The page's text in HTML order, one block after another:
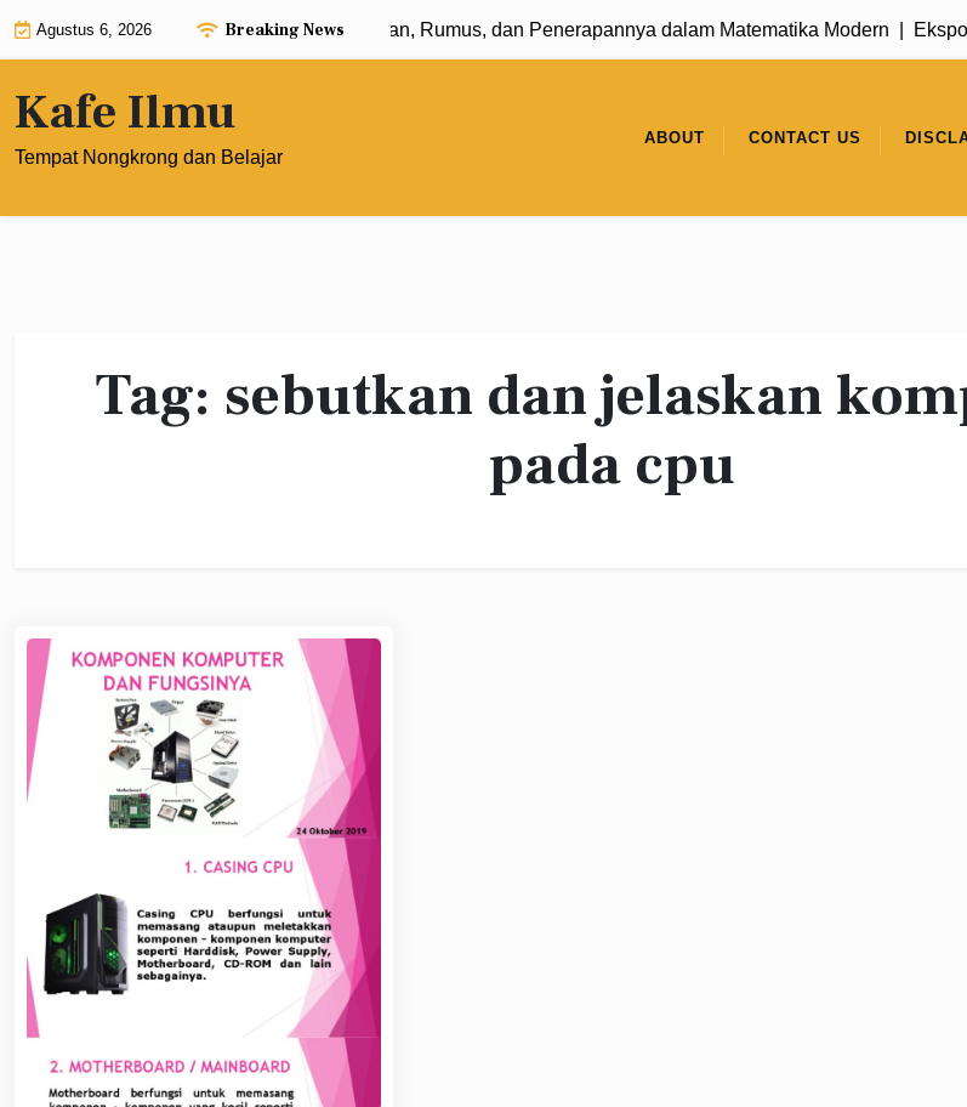
Agustus 6, 2026 Breaking News
Eksponen dengan Pangkat 0: Pengertian, Rumus, dan Penerapannya dalam Matematika Modern |
Kafe Ilmu
Tempat Nongkrong dan Belajar
ABOUT CONTACT US
Tag: sebutkan dan jelaskan
pada cpu